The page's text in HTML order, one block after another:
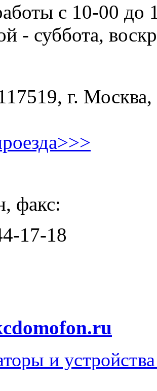
с 10-00 до
- суббота,
г.
факс:
17-18
и